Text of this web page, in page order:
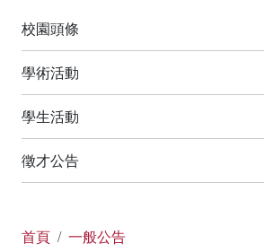
校園頭條
學術活動
學生活動
徵才公告
首頁
一般公告